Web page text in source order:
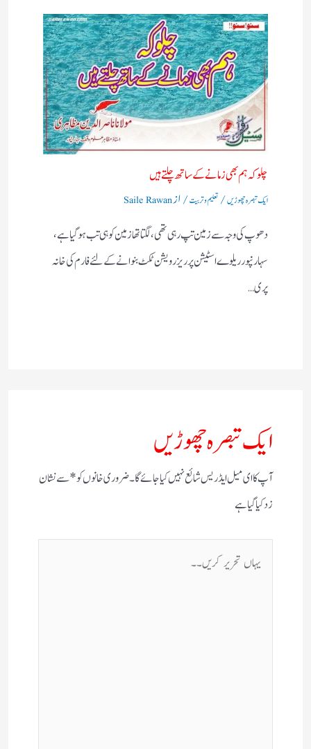
چلو کہ ہم بھی زمانے کے ساتھ چلتے ہیں
ایک تبصرہ چھوڑیں/ تعلیم و تربیت/ ازSaile Rawan
دھوپ کی وجہ سے زمین تپ رہی تھی، لگتا تھازمین کوہی تب ہوگیا ہے،
سہارنپورریلوے اسٹیشن پرریزرویشن ٹکٹ بنوانے کے لئے فارم کی خانہ
پری…
ایک تبصرہ چھوڑیں
آپ کا ای میل ایڈریس شائع نہیں کیا جائے گا۔ضروری خانوں کو*سے نشان
زد کیا گیا ہے
یہاں
تحریر